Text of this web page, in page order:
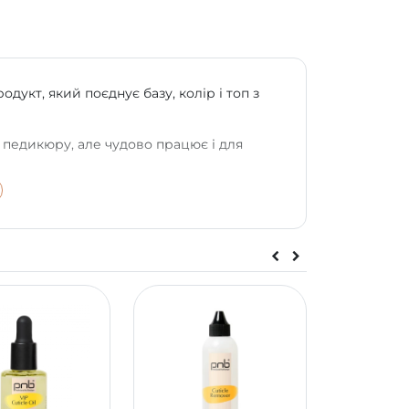
який поєднує базу, колір і топ з
але чудово працює і для
зручніше для клієнта, без компромісів у
із небесним відливом.Легкий,
та спокою. Чудовий варіант для
тендітності.